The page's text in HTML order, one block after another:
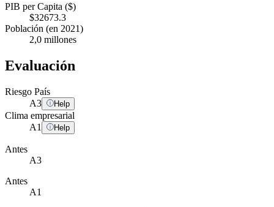
PIB per Capita ($)
$32673.3
Población (en 2021)
2,0 millones
Evaluación
Riesgo País
A3 Help
Clima empresarial
A1 Help
Antes
A3
Antes
A1